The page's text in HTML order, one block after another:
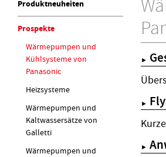
Produktneuheiten
Prospekte
Wärmepumpen und
Kühlsysteme von
Panasonic
Heizsysteme
Wärmepumpen und
Kaltwassersätze von
Galletti
Wärmepumpen und
►
►
►